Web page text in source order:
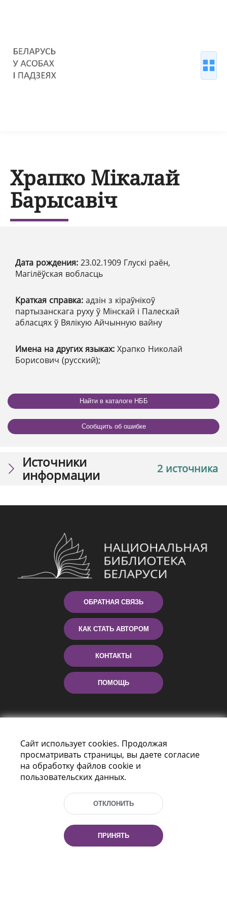
Храпко Мікалай
Барысавіч
Дата рождения: 23.02.1909 Глускі раён,
Магілёўская вобласць
Краткая справка: адзін з кіраўнікоў
партызанскага руху ў Мінскай і Палескай
абласцях ў Вялікую Айчынную вайну
Имена на других языках: Храпко Николай
Борисович (русский);
Найти в каталоге НББ
Сообщить об ошибке
2 источника
Источники
информации
ОБРАТНАЯ СВЯЗЬ
КАК СТАТЬ АВТОРОМ
КОНТАКТЫ
ПОМОЩЬ
Пр-т Независимости 116
г. Минск, Республика Беларусь, 220114
Тел.: (+375 17) 368 37 37, Факс: (+375 17)
Эл. почта: inbox@nlb.by
Сайт использует cookies. Продолжая
просматривать страницы, вы даете согласие
на обработку файлов cookie и
пользовательских данных.
ОТКЛОНИТЬ
ПРИНЯТЬ